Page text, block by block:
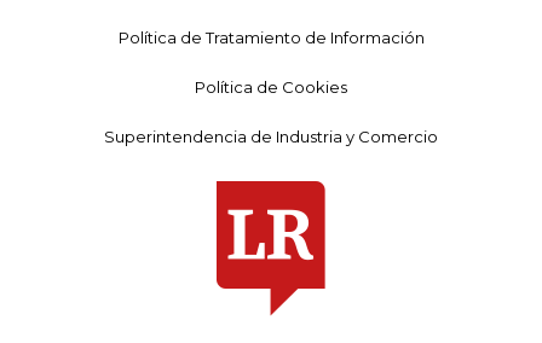
Política de Tratamiento de Información
Política de Cookies
Superintendencia de Industria y Comercio